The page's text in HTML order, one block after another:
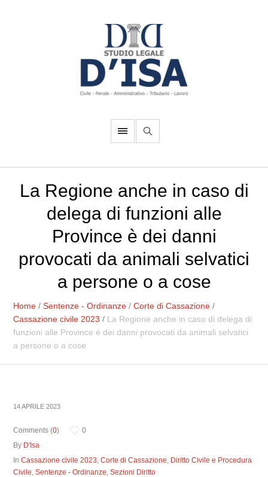
La Regione anche in caso di
delega di funzioni alle
Province è dei danni
provocati da animali selvatici
a persone o a cose
Home /Sentenze - Ordinanze /Corte di Cassazione /
Cassazione civile 2023 / La Regione anche in caso di delega di
funzioni alle Province è dei danni provocati da animali selvatici
a persone o a cose
14 APRILE 2023
Comments (0)
0
By D'Isa
InCassazione civile 2023,Corte di Cassazione, Diritto Civile e Procedura
Civile,Sentenze - Ordinanze,Sezioni Diritto